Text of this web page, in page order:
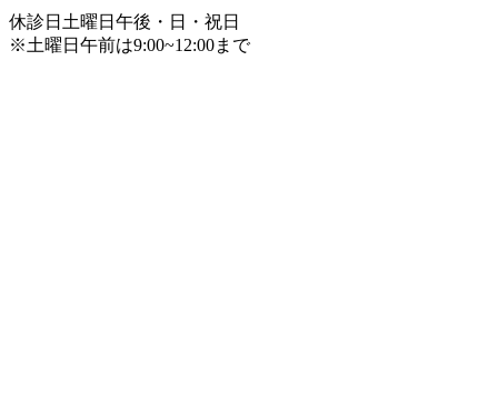
休診日 土曜日午後・日・祝日
※土曜日午前は9:00~12:00まで